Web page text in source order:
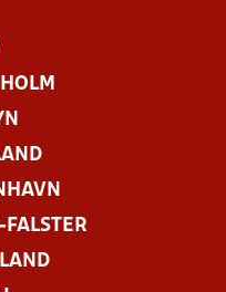
FALSTER